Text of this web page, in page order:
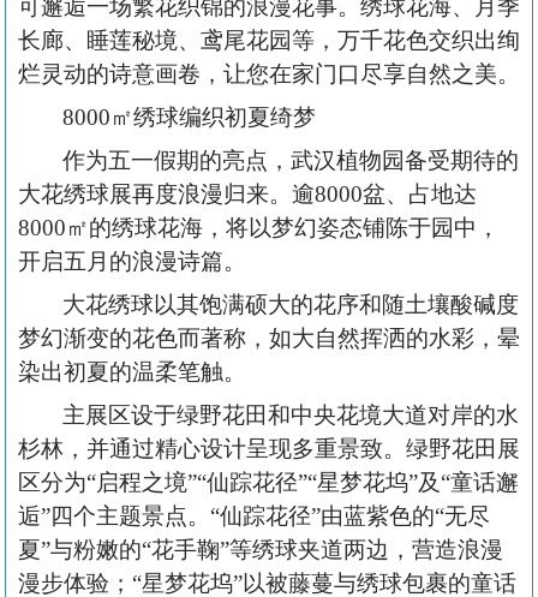
可邂逅一场繁花织锦的浪漫花事。绣球花海、月季
长廊、睡莲秘境、鸢尾花园等，万千花色交织出绚
烂灵动的诗意画卷，让您在家门口尽享自然之美。
8000㎡绣球编织初夏绮梦
作为五一假期的亮点，武汉植物园备受期待的
大花绣球展再度浪漫归来。逾8000盆、占地达
8000㎡的绣球花海，将以梦幻姿态铺陈于园中，
开启五月的浪漫诗篇。
大花绣球以其饱满硕大的花序和随土壤酸碱度
梦幻渐变的花色而著称，如大自然挥洒的水彩，晕
染出初夏的温柔笔触。
主展区设于绿野花田和中央花境大道对岸的水
杉林，并通过精心设计呈现多重景致。绿野花田展
区分为“启程之境”“仙踪花径”“星梦花坞”及“童话邂
逅”四个主题景点。“仙踪花径”由蓝紫色的“无尽
夏”与粉嫩的“花手鞠”等绣球夹道两边，营造浪漫
漫步体验；“星梦花坞”以被藤蔓与绣球包裹的童话